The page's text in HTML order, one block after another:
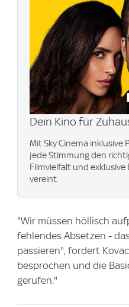
Dein Kino für
Mit Sky Cinema
jede Stimmung den
Filmvielfalt und
vereint.
"Wir müssen höllisch
fehlendes Absetzen -
passieren", fordert
besprochen und die
gerufen."